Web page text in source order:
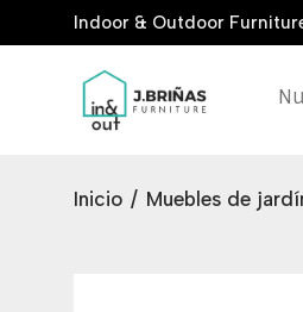
Indoor & Outdoor
Inicio / Muebles de